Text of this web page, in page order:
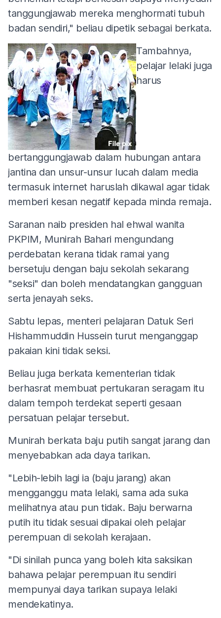
tanggungjawab mereka menghormati tubuh
badan sendiri," beliau dipetik sebagai berkata.
Tambahnya,
pelajar lelaki juga
harus
bertanggungjawab dalam hubungan antara
jantina dan unsur-unsur lucah dalam media
termasuk internet haruslah dikawal agar tidak
memberi kesan negatif kepada minda remaja.
Saranan naib presiden hal ehwal wanita
PKPIM, Munirah Bahari mengundang
perdebatan kerana tidak ramai yang
bersetuju dengan baju sekolah sekarang
"seksi" dan boleh mendatangkan gangguan
serta jenayah seks.
Sabtu lepas, menteri pelajaran Datuk Seri
Hishammuddin Hussein turut menganggap
pakaian kini tidak seksi.
Beliau juga berkata kementerian tidak
berhasrat membuat pertukaran seragam itu
dalam tempoh terdekat seperti gesaan
persatuan pelajar tersebut.
Munirah berkata baju putih sangat jarang dan
menyebabkan ada daya tarikan.
"Lebih-lebih lagi ia (baju jarang) akan
mengganggu mata lelaki, sama ada suka
melihatnya atau pun tidak. Baju berwarna
putih itu tidak sesuai dipakai oleh pelajar
perempuan di sekolah kerajaan.
"Di sinilah punca yang boleh kita saksikan
bahawa pelajar perempuan itu sendiri
mempunyai daya tarikan supaya lelaki
mendekatinya.